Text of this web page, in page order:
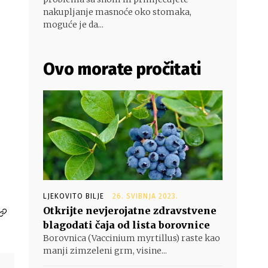
nakupljanje masnoće oko stomaka,
moguće je da...
Ovo morate pročitati
LJEKOVITO BILJE 26. SVIBNJA 2023.
Otkrijte nevjerojatne zdravstvene
blagodati čaja od lista borovnice
Borovnica (Vaccinium myrtillus) raste kao
manji zimzeleni grm, visine...